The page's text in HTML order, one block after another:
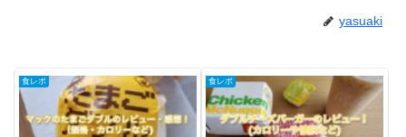
yasuaki
食レポ 食レポ